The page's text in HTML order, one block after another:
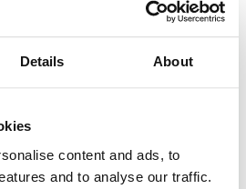
Details About
content and ads, to
and to analyse our traffic.
a GINOP Plusz projektünk